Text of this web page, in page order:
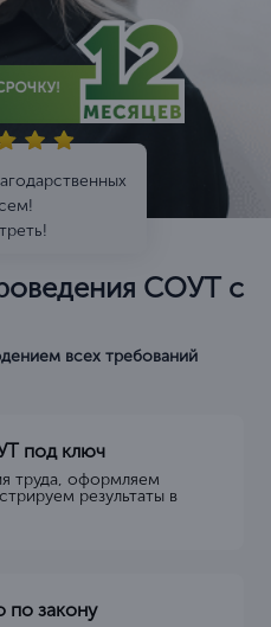
СОУТ с
всех требований
под ключ
труда, оформляем
результаты в
по закону